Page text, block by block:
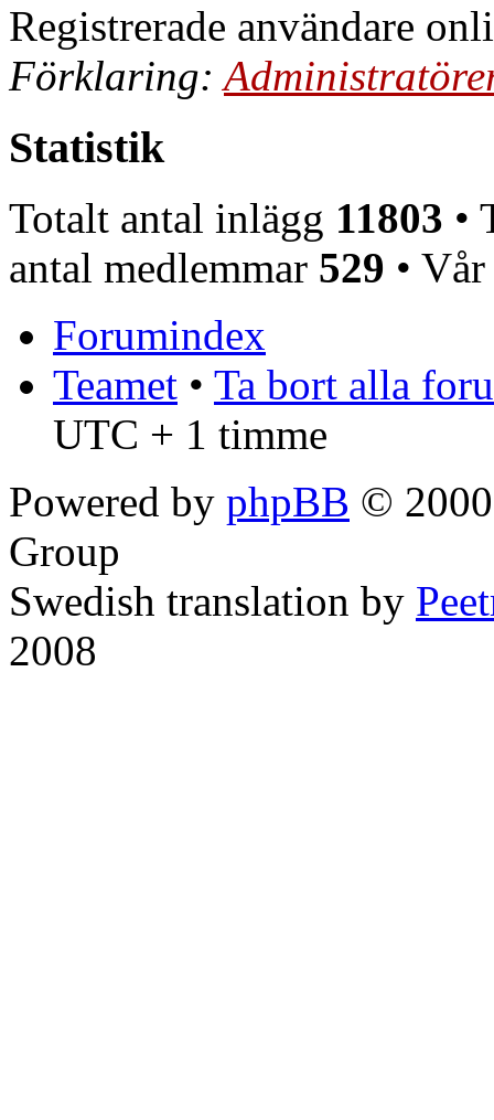
Registrerade användare
Förklaring:
Statistik
Totalt antal inlägg 11803 •
antal medlemmar 529 •
Forumindex
Teamet • Ta bort alla
UTC + 1 timme
Powered by phpBB ©
Group
Swedish translation by
2008